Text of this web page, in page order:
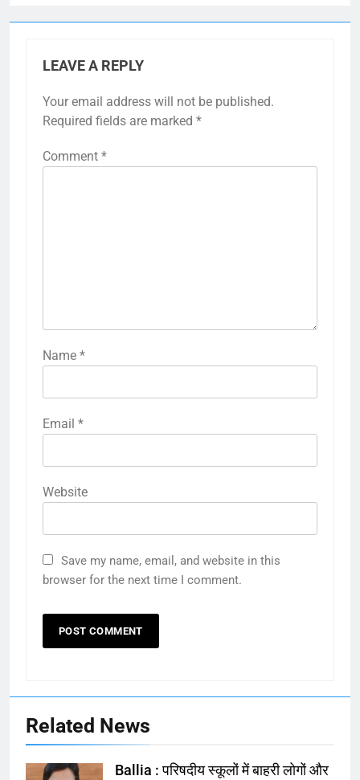
LEAVE A REPLY
Your email address will not be published.
Required fields are marked *
Comment *
Name *
Email *
Website
Save my name, email, and website in this
browser for the next time I comment.
Related News
Ballia : परिषदीय स्कूलों में बाहरी लोगों और